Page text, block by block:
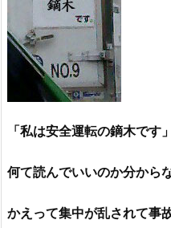
「私は安全運転の鏑木です」
何て読んでいいのか分から
かえって集中が乱されて事